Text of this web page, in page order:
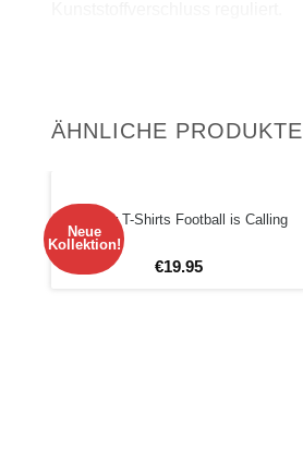
ÄHNLICHE PRODUKTE
Neue
Kollektion!
Männer T-Shirts Football is Calling
€19.95